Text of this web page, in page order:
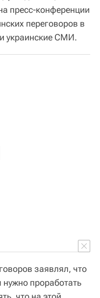
пресс-конференции
переговоров в
украинские СМИ.
заявлял, что
проработать